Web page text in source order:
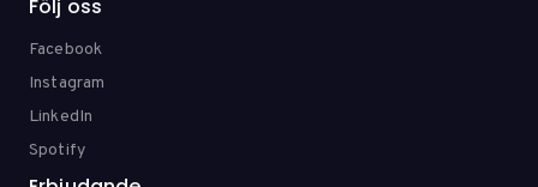
Följ oss
Facebook
Instagram
LinkedIn
Spotify